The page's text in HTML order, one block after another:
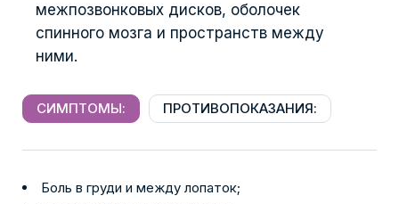
межпозвонковых дисков, оболочек
спинного мозга и пространств между
ними.
СИМПТОМЫ: ПРОТИВОПОКАЗАНИЯ:
Боль в груди и между лопаток;